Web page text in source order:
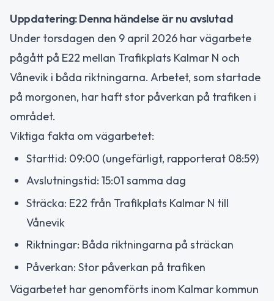
Uppdatering: Denna händelse är nu avslutad
Under torsdagen den 9 april 2026 har vägarbete
pågått på E22 mellan Trafikplats Kalmar N och
Vånevik i båda riktningarna. Arbetet, som startade
på morgonen, har haft stor påverkan på trafiken i
området.
Viktiga fakta om vägarbetet:
Starttid: 09:00 (ungefärligt, rapporterat 08:59)
Avslutningstid: 15:01 samma dag
Sträcka: E22 från Trafikplats Kalmar N till
Vånevik
Riktningar: Båda riktningarna på sträckan
Påverkan: Stor påverkan på trafiken
Vägarbetet har genomförts inom Kalmar kommun